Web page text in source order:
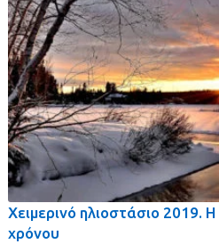
Χειμερινό ηλιοστάσιο 2019.
χρόνου